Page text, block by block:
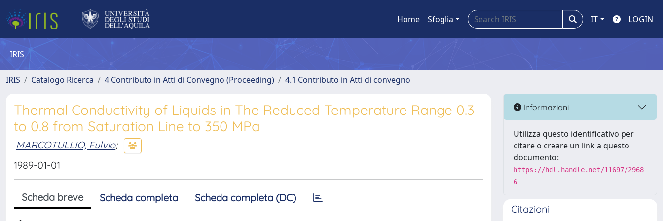
Home Sfoglia IT LOGIN
IRIS
IRIS Catalogo Ricerca 4 Contributo in Atti di Convegno (Proceeding) 4.1 Contributo in Atti di convegno
Thermal Conductivity of Liquids in The Reduced Temperature Range 0.3
to 0.8 from Saturation Line to 350 MPa
MARCOTULLIO, Fulvio;
1989-01-01
Scheda breve Scheda completa Scheda completa (DC)
Informazioni
Utilizza questo identificativo per
citare o creare un link a questo
documento:
https://hdl.handle.net/11697/2968
6
Citazioni